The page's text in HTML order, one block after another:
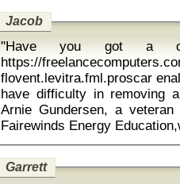
Jacob
"Have you got a
https://
flovent.levitra.fml.proscar enalapril hct
have difficulty in removing
Arnie Gundersen, a
Garrett